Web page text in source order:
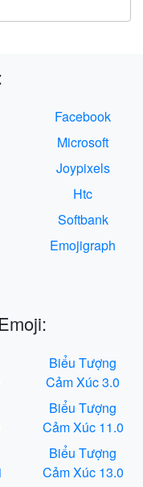
Facebook
Microsoft
Joypixels
Htc
Softbank
Emojigraph
Biểu Tượng
Cảm Xúc 3.0
Biểu Tượng
Cảm Xúc 11.0
Biểu Tượng
Cảm Xúc 13.0